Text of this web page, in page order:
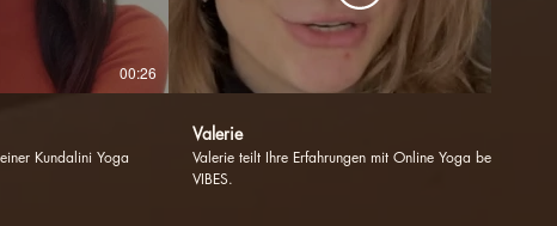
00:26
Kundalini Yoga
Valerie
Valerie teilt Ihre Erfahrungen mit Online Yoga bei VITA
VIBES.